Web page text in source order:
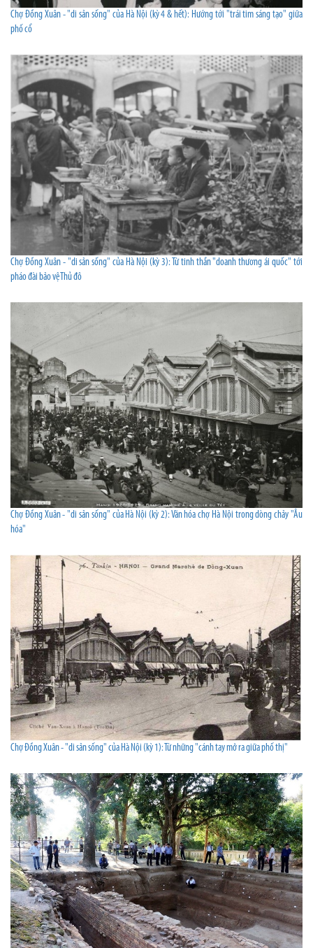
Chợ Đồng Xuân - "di sản sống" của Hà Nội (kỳ 4 & hết): Hướng tới "trái tim sáng tạo" giữa
phố cổ
Chợ Đồng Xuân - "di sản sống" của Hà Nội (kỳ 3): Từ tinh thần "doanh thương ái quốc" tới
pháo đài bảo vệ Thủ đô
Chợ Đồng Xuân - "di sản sống" của Hà Nội (kỳ 2): Văn hóa chợ Hà Nội trong dòng chảy "Âu
hóa"
Chợ Đồng Xuân - "di sản sống" của Hà Nội (kỳ 1): Từ những "cánh tay mở ra giữa phố thị"